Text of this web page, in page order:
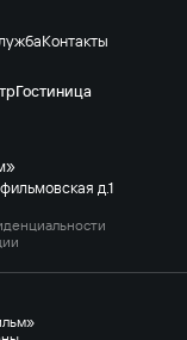
Контакты
Гостиница
д.1